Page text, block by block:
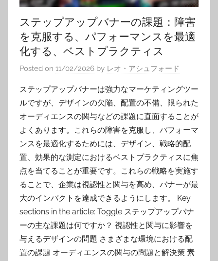
ステップアップバナーの課題：障害
を克服する、パフォーマンスを最適
化する、ベストプラクティス
Posted on 11/02/2026 by レオ・アシュフォード
ステップアップバナーは強力なマーケティングツー
ルですが、デザインの欠陥、配置の不備、限られた
オーディエンスの関与などの課題に直面することが
よくあります。これらの障害を克服し、パフォーマ
ンスを最適化するためには、デザイン、戦略的配
置、効果的な測定におけるベストプラクティスに焦
点を当てることが重要です。これらの戦略を実施す
ることで、企業は視認性と関与を高め、バナーが最
大のインパクトを達成できるようにします。 Key
sections in the article: Toggle ステップアップバナ
ーの主な課題は何ですか？ 視認性と関与に影響を
与えるデザインの問題 さまざまな環境における配
置の課題 オーディエンスの関与の問題と解決策 素